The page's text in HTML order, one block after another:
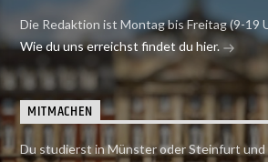
Die Redaktion ist Montag bis Freitag (9-19
Wie du uns erreichst findet du hier.
MITMACHEN
Du studierst in Münster oder Steinfurt und